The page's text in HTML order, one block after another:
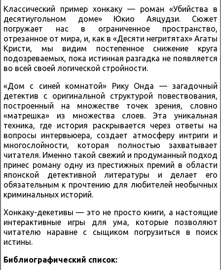
Классический пример хонкаку — роман «Убийства в
десятиугольном доме» Юкио Аяцудзи. Сюжет
погружает нас в ограниченное пространство,
отрезанное от мира, и, как в «Десяти негритятах» Агаты
Кристи, мы видим постепенное снижение круга
подозреваемых, пока истинная разгадка не появляется
во всей своей логической стройности.
«Дом с синей комнатой» Рику Онда — загадочный
детектив с оригинальной структурой повествования,
построенный на множестве точек зрения, словно
«матрешка» из множества слоев. Эта уникальная
техника, где история раскрывается через ответы на
вопросы интервьюера, создает атмосферу интриги и
многослойности, которая полностью захватывает
читателя. Именно такой свежий и продуманный подход
принес роману одну из престижных премий в области
японской детективной литературы и делает его
обязательным к прочтению для любителей необычных
криминальных историй.
Хонкаку-декетивы — это не просто книги, а настоящие
интерактивные игры для ума, которые позволяют
читателю наравне с сыщиком погрузиться в поиск
истины.
Библиографический список: